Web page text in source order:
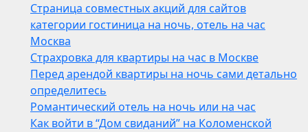
Страница совместных акций для сайтов
категории гостиница на ночь, отель на час
Москва
Страхровка для квартиры на час в Москве
Перед арендой квартиры на ночь сами детально
определитесь
Романтический отель на ночь или на час
Как войти в “Дом свиданий” на Коломенской